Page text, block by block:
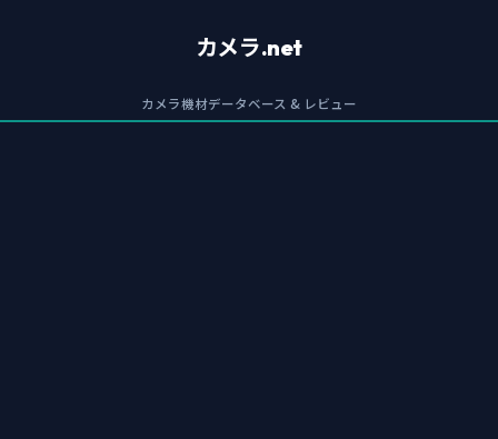
カメラ.net
カメラ機材データベース & レビュー